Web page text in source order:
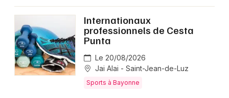
Internationaux
professionnels de Cesta
Punta
Le 20/08/2026
Jai Alai - Saint-Jean-de-Luz
Sports à Bayonne